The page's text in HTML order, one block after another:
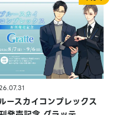
ースカイコンプレックス